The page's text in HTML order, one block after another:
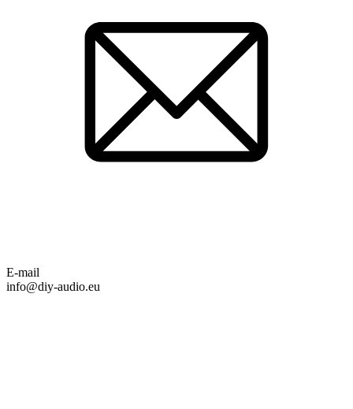
E-mail
info@diy-audio.eu